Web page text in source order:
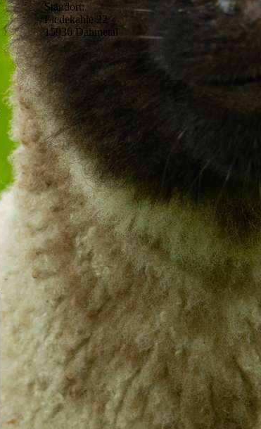
Standort:
Liedekahle 22
15936 Dahmetal